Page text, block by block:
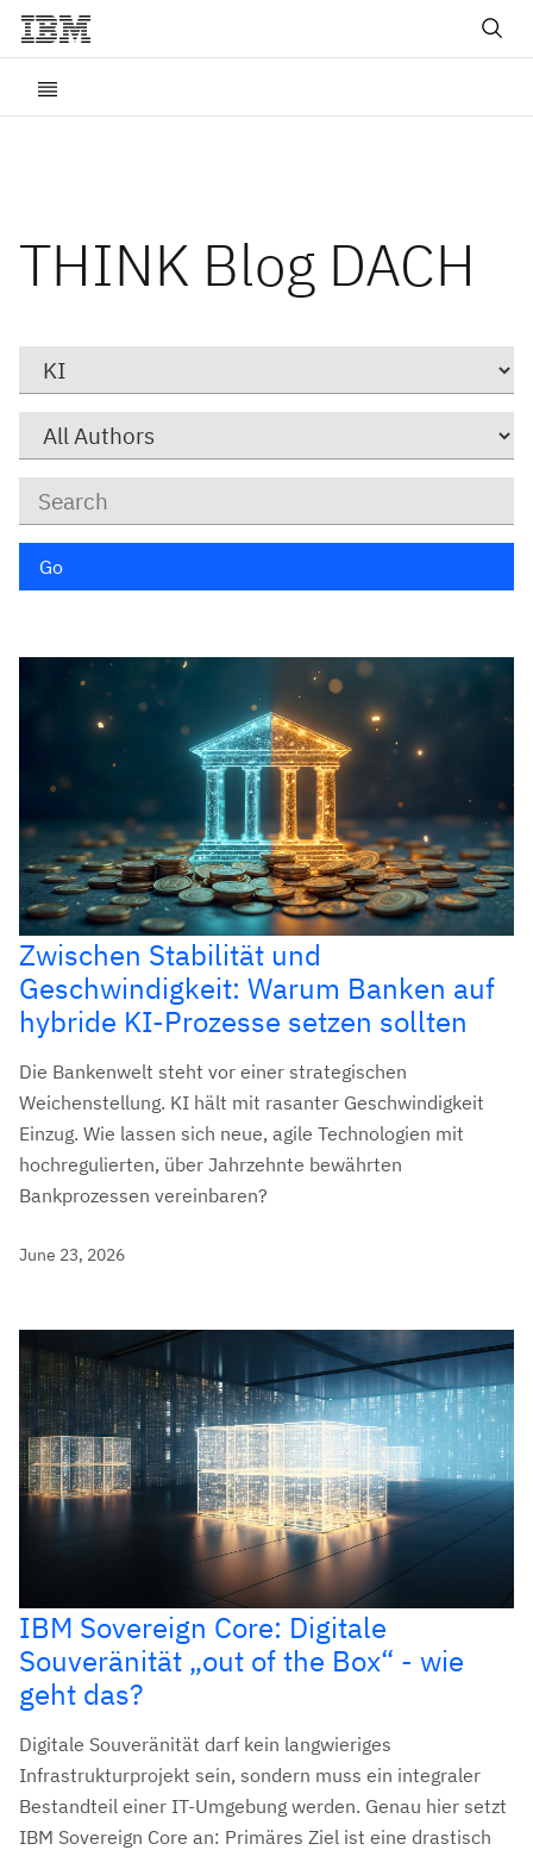
THINK Blog DACH
Go
Zwischen Stabilität und
Geschwindigkeit: Warum Banken auf
hybride KI-Prozesse setzen sollten
Die Bankenwelt steht vor einer strategischen
Weichenstellung. KI hält mit rasanter Geschwindigkeit
Einzug. Wie lassen sich neue, agile Technologien mit
hochregulierten, über Jahrzehnte bewährten
Bankprozessen vereinbaren?
June 23, 2026
IBM Sovereign Core: Digitale
Souveränität „out of the Box“ - wie
geht das?
Digitale Souveränität darf kein langwieriges
Infrastrukturprojekt sein, sondern muss ein integraler
Bestandteil einer IT-Umgebung werden. Genau hier setzt
IBM Sovereign Core an: Primäres Ziel ist eine drastisch